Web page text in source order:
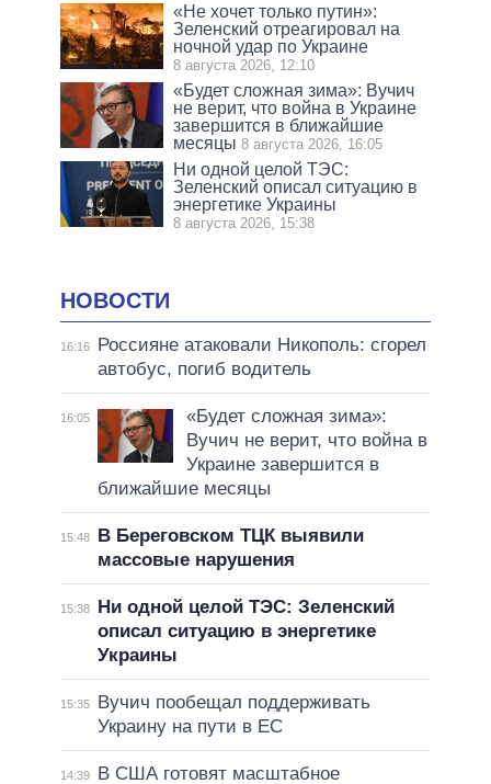
«Не хочет только путин»:
Зеленский отреагировал на
ночной удар по Украине
8 августа 2026, 12:10
«Будет сложная зима»: Вучич
не верит, что война в Украине
завершится в ближайшие
месяцы 8 августа 2026, 16:05
Ни одной целой ТЭС:
Зеленский описал ситуацию в
энергетике Украины
8 августа 2026, 15:38
НОВОСТИ
16:16
Россияне атаковали Никополь: сгорел
автобус, погиб водитель
16:05
«Будет сложная зима»:
Вучич не верит, что война в
Украине завершится в
ближайшие месяцы
15:48
В Береговском ТЦК выявили
массовые нарушения
15:38
Ни одной целой ТЭС: Зеленский
описал ситуацию в энергетике
Украины
15:35
Вучич пообещал поддерживать
Украину на пути в ЕС
14:39
В США готовят масштабное